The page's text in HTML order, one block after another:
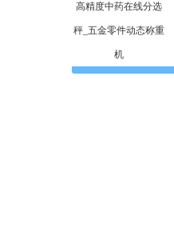
高精度中药在线分选
秤_五金零件动态称重
机